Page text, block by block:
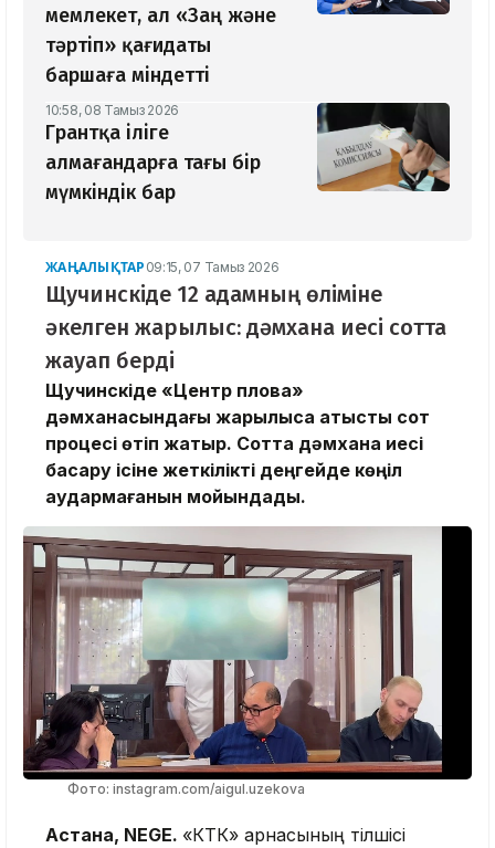
мемлекет, ал «Заң және
тәртіп» қағидаты
баршаға міндетті
10:58, 08 Тамыз 2026
Грантқа іліге
алмағандарға тағы бір
мүмкіндік бар
ЖАҢАЛЫҚТАР 09:15, 07 Тамыз 2026
Щучинскіде 12 адамның өліміне
әкелген жарылыс: дәмхана иесі сотта
жауап берді
Щучинскіде «Центр плова»
дәмханасындағы жарылысқа қатысты сот
процесі өтіп жатыр. Сотта дәмхана иесі
басқару ісіне жеткілікті деңгейде көңіл
аудармағанын мойындады.
Фото: instagram.com/aigul.uzekova
Астана, NEGE. «КТК» арнасының тілшісі